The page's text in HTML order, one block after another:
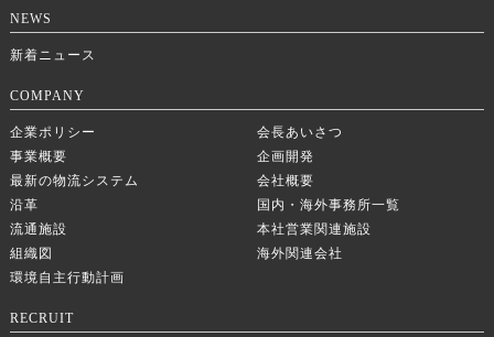
NEWS
新着ニュース
COMPANY
企業ポリシー
会長あいさつ
事業概要
企画開発
最新の物流システム
会社概要
沿革
国内・海外事務所一覧
流通施設
本社営業関連施設
組織図
海外関連会社
環境自主行動計画
RECRUIT